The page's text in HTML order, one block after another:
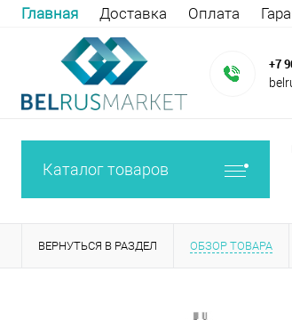
Главная Доставка Оплата
+7
Каталог товаров
ВЕРНУТЬСЯ В РАЗДЕЛ ОБЗОР ТОВАРА